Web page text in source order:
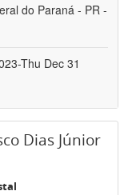
do Paraná - PR -
Thu Dec 31
Dias Júnior